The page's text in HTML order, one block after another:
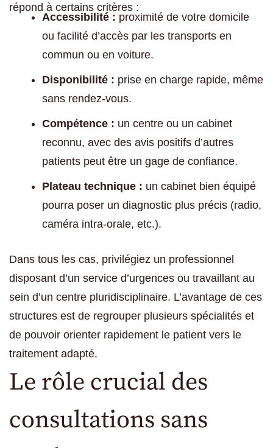
répond à certains critères :
Accessibilité : proximité de votre domicile
ou facilité d’accès par les transports en
commun ou en voiture.
Disponibilité : prise en charge rapide, même
sans rendez-vous.
Compétence : un centre ou un cabinet
reconnu, avec des avis positifs d’autres
patients peut être un gage de confiance.
Plateau technique : un cabinet bien équipé
pourra poser un diagnostic plus précis (radio,
caméra intra-orale, etc.).
Dans tous les cas, privilégiez un professionnel
disposant d’un service d’urgences ou travaillant au
sein d’un centre pluridisciplinaire. L’avantage de ces
structures est de regrouper plusieurs spécialités et
de pouvoir orienter rapidement le patient vers le
traitement adapté.
Le rôle crucial des
consultations sans